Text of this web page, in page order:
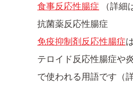
食事反応性腸症 （詳細
抗菌薬​反応性腸症
免疫抑制剤反応性腸症
テロイド反応性腸症や
で使われる用語です（